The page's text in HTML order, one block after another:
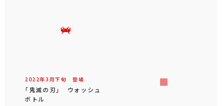
2022年3 月下旬 登場
「鬼滅の刃」 ウォッシュ
ボトル